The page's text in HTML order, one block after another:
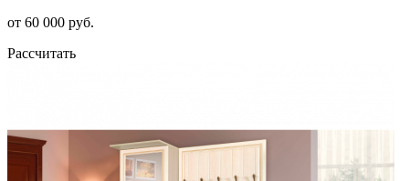
от 60 000 руб.
Рассчитать